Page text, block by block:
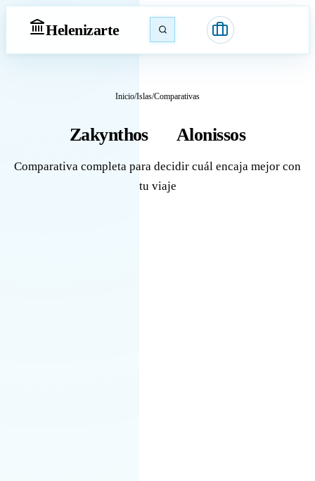
Helenizarte
Inicio/Islas/Comparativas
Zakynthos Alonissos
Comparativa completa para decidir cuál encaja mejor con
tu viaje